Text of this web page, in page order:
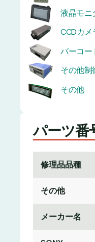
液晶モニ
CCDカメ
バーコー
その他制
その他
パーツ番
修理品品種
その他
メーカー名